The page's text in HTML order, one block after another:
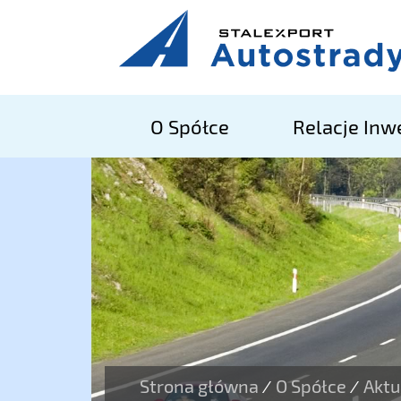
O Spółce Relacje
Strona główna / O Spółce /